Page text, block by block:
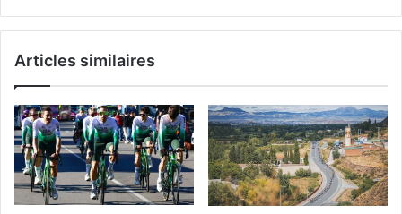
Articles similaires